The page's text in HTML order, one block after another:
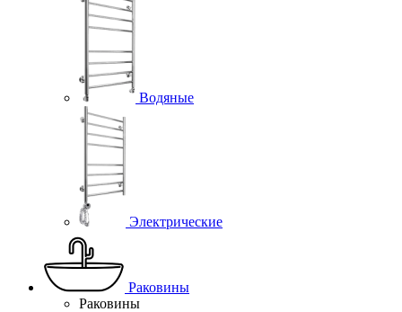
Водяные
Электрические
Раковины
Раковины